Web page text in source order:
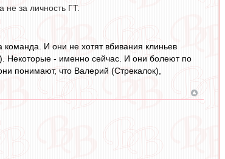
за личность ГТ.
И они не хотят вбивания клиньев
Некоторые - именно сейчас. И они болеют по
понимают, что Валерий (Стрекалок),